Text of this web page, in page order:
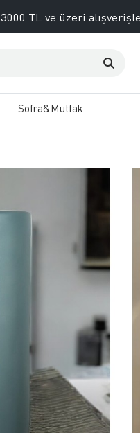
3000 TL ve üzeri
Sofra&Mutfak